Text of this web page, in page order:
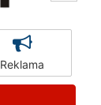
Reklama